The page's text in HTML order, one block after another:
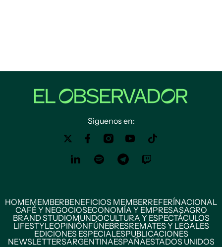
Siguenos en:
HOMEMEMBERBENEFICIOS MEMBERREFERÍNACIONAL
CAFÉ Y NEGOCIOSECONOMÍA Y EMPRESASAGRO
BRAND STUDIOMUNDOCULTURA Y ESPECTÁCULOS
LIFESTYLEOPINIÓNFÚNEBRESREMATES Y LEGALES
EDICIONES ESPECIALESPUBLICACIONES
NEWSLETTERSARGENTINAESPAÑAESTADOS UNIDOS